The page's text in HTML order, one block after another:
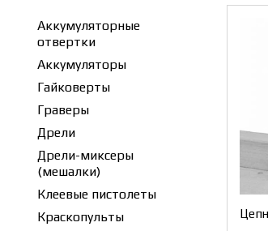
Аккумуляторные
отвертки
Аккумуляторы
Гайковерты
Граверы
Дрели
Дрели-миксеры
(мешалки)
Клеевые пистолеты
Краскопульты